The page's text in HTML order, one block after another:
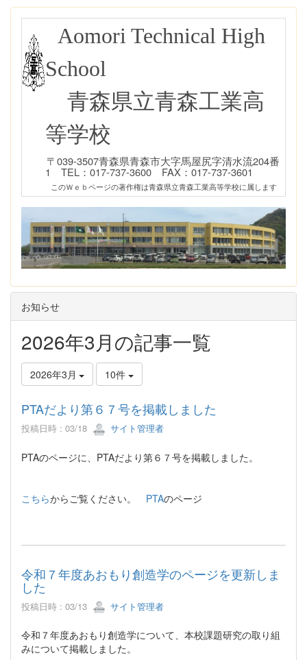
Aomori Technical High
School
青森県立青森工業高
等学校
〒039-3507青森県青森市大字馬屋尻字清水流204番
1 TEL：017-737-3600 FAX：017-737-3601
このＷｅｂページの著作権は青森県立青森工業高等学校に属します
お知らせ
2026年3月の記事一覧
2026年3月 10件
PTAだより第６７号を掲載しました
投稿日時 : 03/18 サイト管理者
PTAのページに、PTAだより第６７号を掲載しました。
こちらからご覧ください。 PTAのページ
令和７年度あおもり創造学のページを更新しま
した
投稿日時 : 03/13 サイト管理者
令和７年度あおもり創造学について、本校課題研究の取り組
みについて掲載しました。